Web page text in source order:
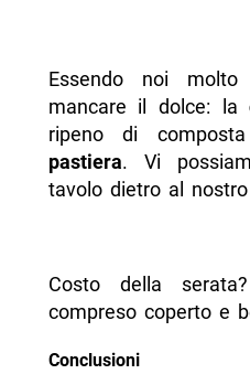
Essendo noi
mancare il dolce: la
ripeno di
pastiera. Vi
tavolo dietro al
Costo della
compreso coperto e
Conclusioni